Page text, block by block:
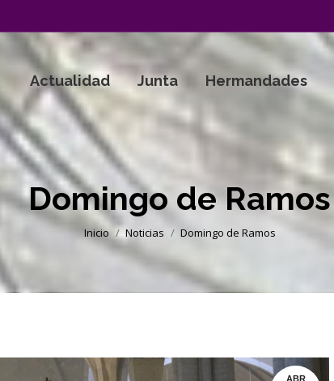
Actualidad Junta Hermandades
Domingo de Ramos
Estás aquí:
Inicio Noticias Domingo de Ramos
ABR